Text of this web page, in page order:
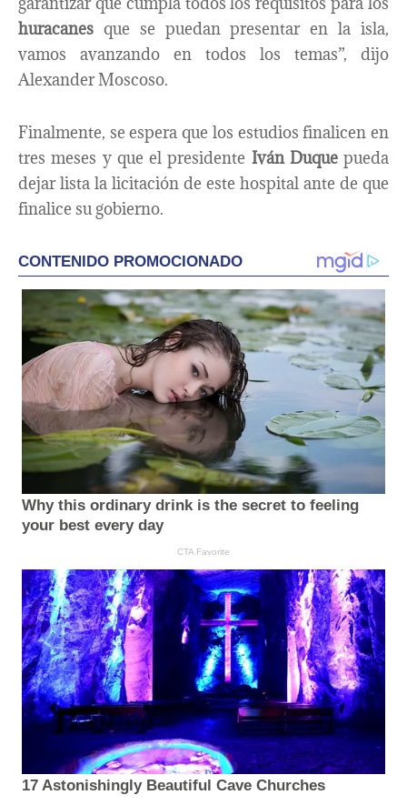
huracanes que se puedan presentar en la isla,
vamos avanzando en todos los temas”, dijo
Alexander Moscoso.
Finalmente, se espera que los estudios finalicen en
tres meses y que el presidente Iván Duquepueda
dejar lista la licitación de este hospital ante de que
finalice su gobierno.